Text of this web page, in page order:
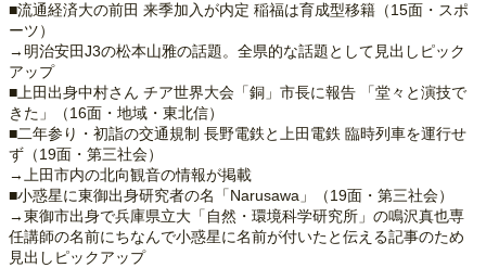
■流通経済大の前田 来季加入が内定 稲福は育成型移籍（15面・スポ
ーツ）
→明治安田J3の松本山雅の話題。全県的な話題として見出しピック
アップ
■上田出身中村さん チア世界大会「銅」市長に報告 「堂々と演技で
きた」（16面・地域・東北信）
■二年参り・初詣の交通規制 長野電鉄と上田電鉄 臨時列車を運行せ
ず（19面・第三社会）
→上田市内の北向観音の情報が掲載
■小惑星に東御出身研究者の名「Narusawa」（19面・第三社会）
→東御市出身で兵庫県立大「自然・環境科学研究所」の鳴沢真也専
任講師の名前にちなんで小惑星に名前が付いたと伝える記事のため
見出しピックアップ